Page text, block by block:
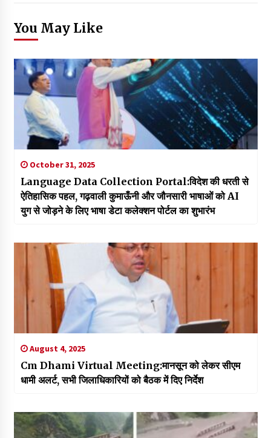
You May Like
October 31, 2025
Language Data Collection Portal:विदेश की धरती से
ऐतिहासिक पहल, गढ़वाली कुमाऊँनी और जौनसारी भाषाओं को AI
युग से जोड़ने के लिए भाषा डेटा कलेक्शन पोर्टल का शुभारंभ
August 4, 2025
Cm Dhami Virtual Meeting:मानसून को लेकर सीएम
धामी अलर्ट, सभी जिलाधिकारियों को बैठक में दिए निर्देश